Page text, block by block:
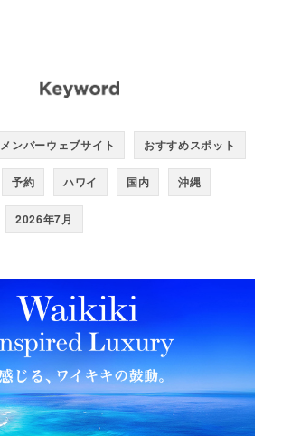
メンバーウェブサイト おすすめスポット
予約 ハワイ 国内 沖縄
2026年7月